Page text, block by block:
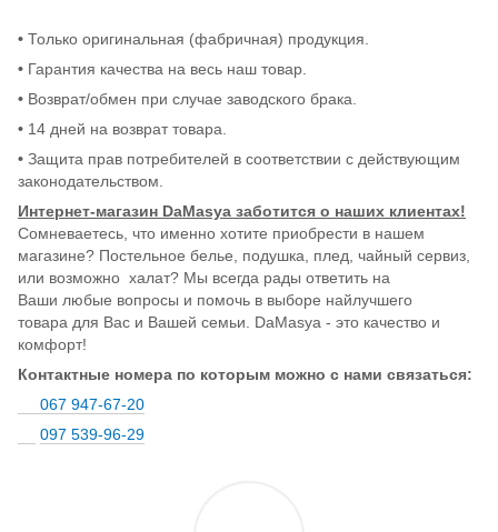
• Только оригинальная (фабричная) продукция.
• Гарантия качества на весь наш товар.
• Возврат/обмен при случае заводского брака.
• 14 дней на возврат товара.
• Защита прав потребителей в соответствии с действующим
законодательством.
Интернет-магазин DaMasya заботится о наших клиентах!
Сомневаетесь, что именно хотите приобрести в нашем
магазине? Постельное белье, подушка, плед, чайный сервиз,
или возможно халат? Мы всегда рады ответить на
Ваши любые вопросы и помочь в выборе найлучшего
товара для Вас и Вашей семьи. DaMasya - это качество и
комфорт!
Контактные номера по которым можно с нами связаться:
067 947-67-20
097 539-96-29